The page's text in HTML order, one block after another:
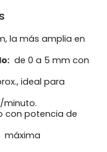
la más amplia en
de 0 a 5 mm con
ideal para
minuto.
con potencia de
máxima